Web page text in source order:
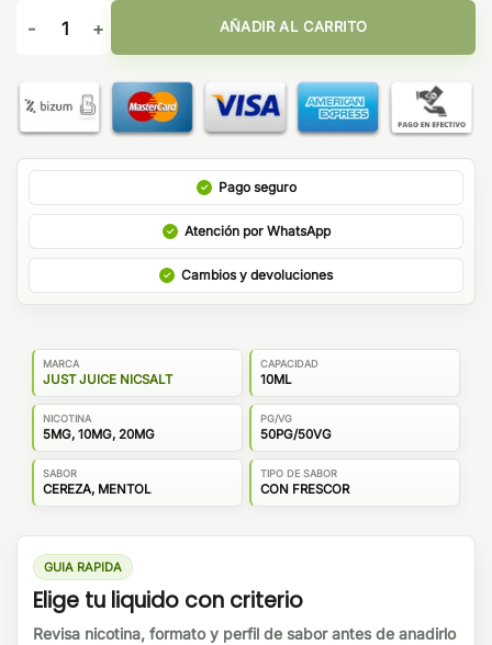
Just Juice Mint Range Salts Red 10ml cantidad
AÑADIR AL CARRITO
Pago seguro
Atención por WhatsApp
Cambios y devoluciones
MARCA
JUST JUICE NICSALT
CAPACIDAD
10ML
NICOTINA
5MG, 10MG, 20MG
PG/VG
50PG/50VG
SABOR
CEREZA, MENTOL
TIPO DE SABOR
CON FRESCOR
GUIA RAPIDA
Elige tu liquido con criterio
Revisa nicotina, formato y perfil de sabor antes de anadirlo